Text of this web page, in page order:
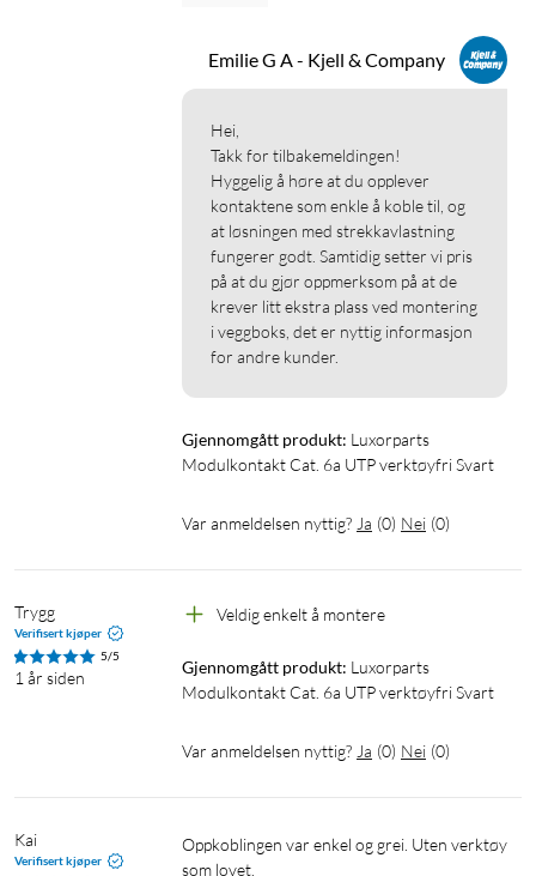
Emilie G A - Kjell & Company
Hei,
Takk for tilbakemeldingen!
Hyggelig å høre at du opplever
kontaktene som enkle å koble til, og
at løsningen med strekkavlastning
fungerer godt. Samtidig setter vi pris
på at du gjør oppmerksom på at de
krever litt ekstra plass ved montering
i veggboks, det er nyttig informasjon
for andre kunder.
Gjennomgått produkt: Luxorparts
Modulkontakt Cat. 6a UTP verktøyfri Svart
Var anmeldelsen nyttig? Ja (0) Nei (0)
Trygg
Verifisert kjøper
5/5
1 år siden
Veldig enkelt å montere
Gjennomgått produkt: Luxorparts
Modulkontakt Cat. 6a UTP verktøyfri Svart
Var anmeldelsen nyttig? Ja (0) Nei (0)
Kai
Verifisert kjøper
Oppkoblingen var enkel og grei. Uten verktøy
som lovet.